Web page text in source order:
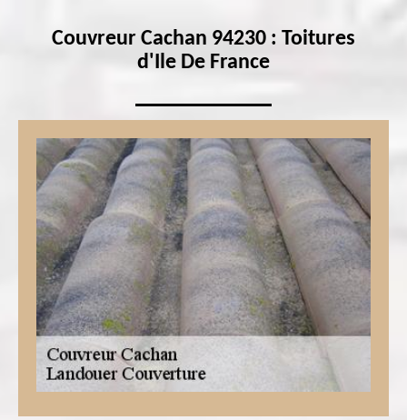
Couvreur Cachan 94230 : Toitures
d'Ile De France